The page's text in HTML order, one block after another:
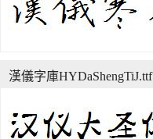
漢儀字庫HYDaShengTiJ.ttf